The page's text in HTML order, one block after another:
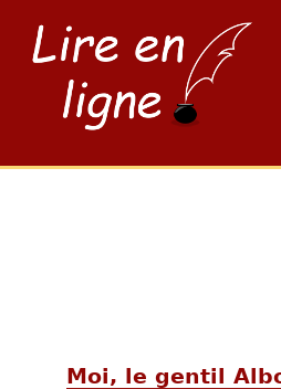
Moi, le gentil